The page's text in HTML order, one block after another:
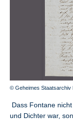
© Geheimes Staatsarchiv
Dass Fontane
und Dichter war,